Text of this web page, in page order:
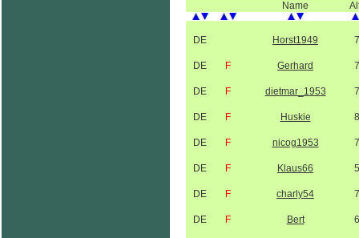
Name
DE Horst1949
DE F Gerhard
DE F dietmar_1953
DE F Huskie
DE F nicog1953
DE F Klaus66
DE F charly54
DE F Bert